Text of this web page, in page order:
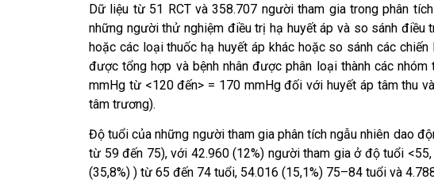
Dữ liệu từ 51 RCT và 358.707 người tham gia trong phân
những người thử nghiệm điều trị hạ huyết áp và so sánh
hoặc các loại thuốc hạ huyết áp khác hoặc so sánh các
được tổng hợp và bệnh nhân được phân loại thành các
mmHg từ <120 đến> = 170 mmHg đối với huyết áp tâm thu
tâm trương).
Độ tuổi của những người tham gia phân tích ngẫu nhiên dao
từ 59 đến 75), với 42.960 (12%) người tham gia ở độ tuổi
(35,8%) ) từ 65 đến 74 tuổi, 54.016 (15,1%) 75–84 tuổi và